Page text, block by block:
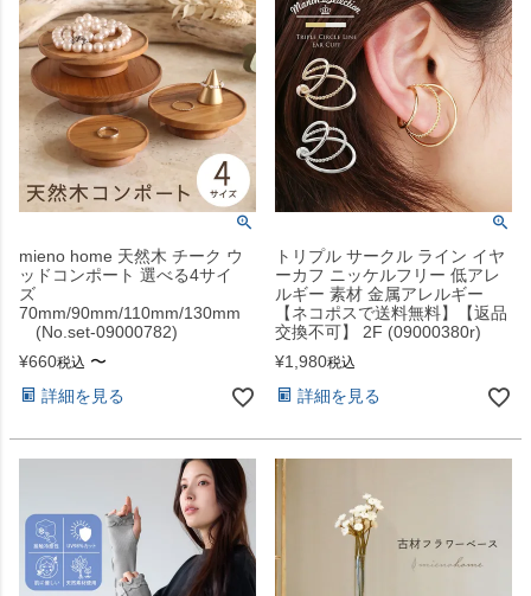
mieno home 天然木 チーク ウ
ッドコンポート 選べる4サイ
ズ
70mm/90mm/110mm/130mm
(No.set-09000782)
¥660税込 〜
詳細を見る
トリプル サークル ライン イヤ
ーカフ ニッケルフリー 低アレ
ルギー 素材 金属アレルギー
【ネコポスで送料無料】【返品
交換不可】 2F (09000380r)
¥1,980税込
詳細を見る